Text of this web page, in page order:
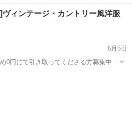
譲りします。 ※そのままのお
現地に取りに来てくださる方のみ対象
駅 ドレッサー
ヴィンテージ・カントリー風洋服
6月5日
0円にて引き取ってくださる方募集中で